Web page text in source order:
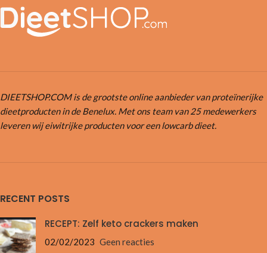
DIEETSHOP.COM is de grootste online aanbieder van proteïnerijke
dieetproducten in de Benelux. Met ons team van 25 medewerkers
leveren wij eiwitrijke producten voor een lowcarb dieet.
RECENT POSTS
RECEPT: Zelf keto crackers maken
02/02/2023 Geen reacties